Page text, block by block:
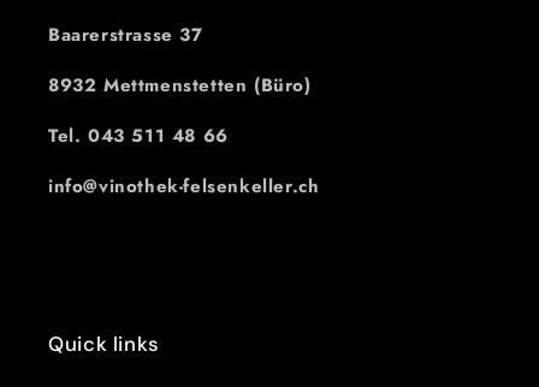
Baarerstrasse 37
8932 Mettmenstetten (Büro)
Tel. 043 511 48 66
info@vinothek-felsenkeller.ch
Quick links